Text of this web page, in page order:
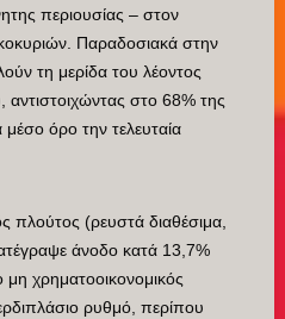
περιουσίας – στον
Παραδοσιακά στην
τη μερίδα του λέοντος
στο 68% της
μέσο όρο την τελευταία
πλούτος (ρευστά διαθέσιμα,
άνοδο κατά 13,7%
χρηματοοικονομικός
ρυθμό, περίπου